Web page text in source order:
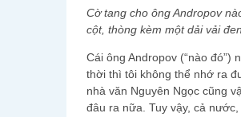
Cờ tang cho ông Andropov
cột, thòng kèm một dải vải
Cái ông Andropov (“nào đó”)
thời thì tôi không thể nhớ ra
nhà văn Nguyên Ngọc cũng
đâu ra nữa. Tuy vậy, cả